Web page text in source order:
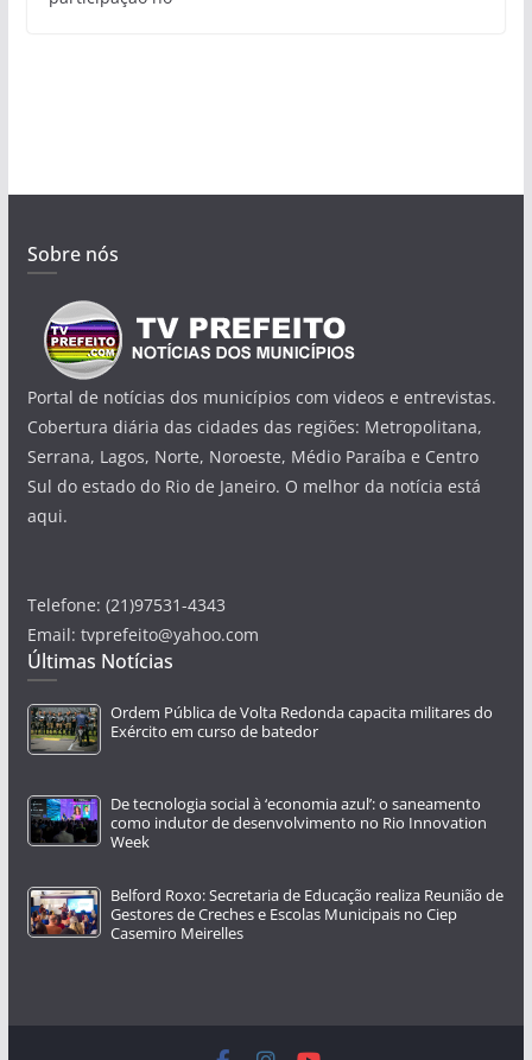
Sobre nós
Portal de notícias dos municípios com videos e entrevistas.
Cobertura diária das cidades das regiões: Metropolitana,
Serrana, Lagos, Norte, Noroeste, Médio Paraíba e Centro
Sul do estado do Rio de Janeiro. O melhor da notícia está
aqui.
Telefone: (21)97531-4343
Email: tvprefeito@yahoo.com
Últimas Notícias
Ordem Pública de Volta Redonda capacita militares do
Exército em curso de batedor
De tecnologia social à ‘economia azul’: o saneamento
como indutor de desenvolvimento no Rio Innovation
Week
Belford Roxo: Secretaria de Educação realiza Reunião de
Gestores de Creches e Escolas Municipais no Ciep
Casemiro Meirelles